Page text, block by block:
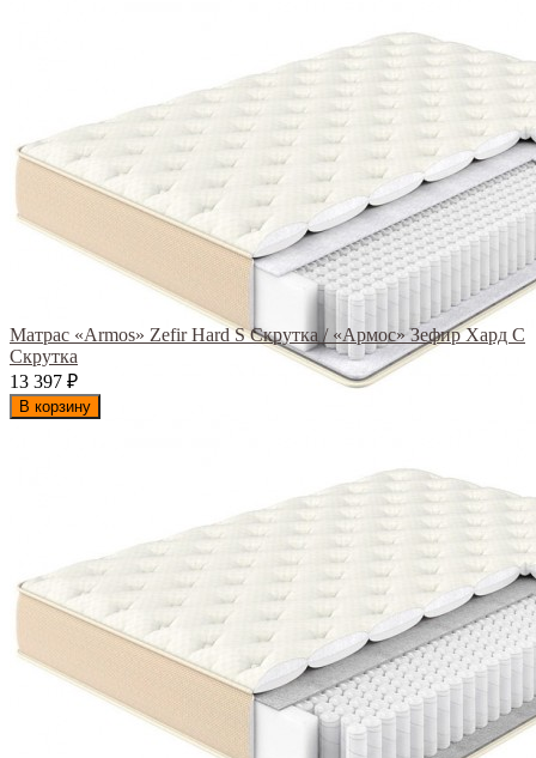
Матрас «Armos» Zefir Hard S Скрутка / «Армос» Зефир Хард С
Скрутка
13 397 ₽
В корзину